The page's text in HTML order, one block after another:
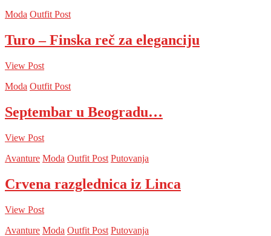
Moda Outfit Post
Turo – Finska reč za eleganciju
View Post
Moda Outfit Post
Septembar u Beogradu…
View Post
Avanture Moda Outfit Post Putovanja
Crvena razglednica iz Linca
View Post
Avanture Moda Outfit Post Putovanja